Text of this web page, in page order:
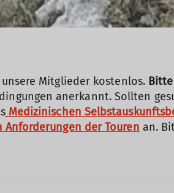
Mitglieder kostenlos.
anerkannt. Sollten
Medizinischen
der Touren an.